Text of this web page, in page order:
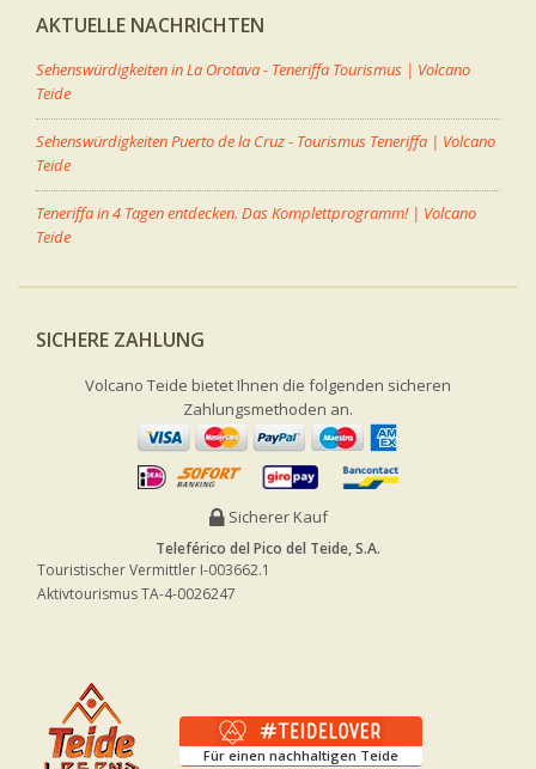
AKTUELLE NACHRICHTEN
Sehenswürdigkeiten in La Orotava - Teneriffa Tourismus | Volcano
Teide
Sehenswürdigkeiten Puerto de la Cruz - Tourismus Teneriffa | Volcano
Teide
Teneriffa in 4 Tagen entdecken. Das Komplettprogramm! | Volcano
Teide
SICHERE ZAHLUNG
Volcano Teide bietet Ihnen die folgenden sicheren
Zahlungsmethoden an.
Sicherer Kauf
Teleférico del Pico del Teide, S.A.
Touristischer Vermittler I-003662.1
Aktivtourismus TA-4-0026247
Für einen nachhaltigen Teide